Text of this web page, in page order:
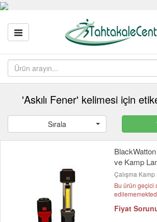
'Askılı Fener' kelimesi için
Sırala
ve Kamp
Çalışma Kamp
Bu ürün geçici
Fiyat